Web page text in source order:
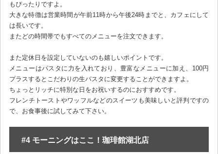
もぴったりですよ。
大きな特徴は営業時間が午前11時から午後24時までと、カフェにして
は長いです。
またどの時間帯でもすべてのメニューを注文できます。
また定休日を設定していないのも嬉しいポイントです。
メニューはパスタに力を入れており、豊富なメニューに加え、100円
プラスするとこだわりの生パスタに変更することができますよ。
ちょっとリッチに特別な日をお祝いするのにおすすめです。
フレンチトーストやワッフルなどのスイーツも美味しいと評判ですの
で、お食事後に試してみて下さい。
#4 モーニングはここ！珈琲館湖北店